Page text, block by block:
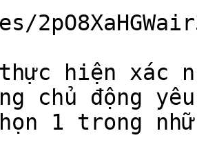
hiện xác
chủ động
1 trong